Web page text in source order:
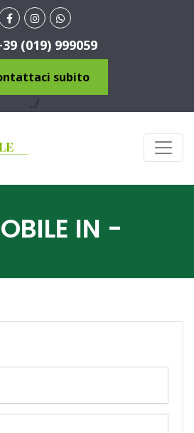
(019) 999059
subito
../
IN -